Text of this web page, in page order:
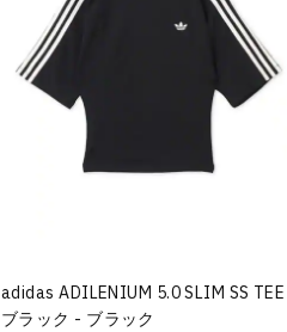
adidas ADILENIUM 5.0 SLIM SS TEE
ブラック - ブラック